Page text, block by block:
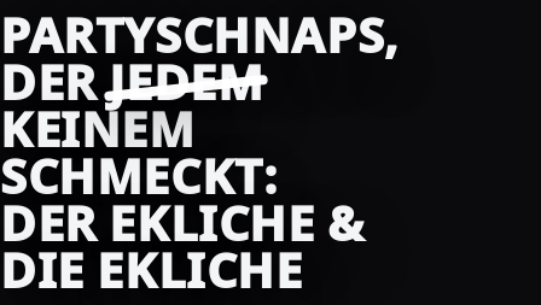
PARTYSCHNAPS,
DERJEDEM
KEINEM
SCHMECKT:
DER EKLICHE &
DIE EKLICHE